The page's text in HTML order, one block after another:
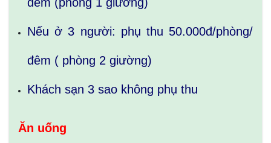
Nếu ở 3 người: phụ thu 50.000đ/phòng/
đêm ( phòng 2 giường)
Khách sạn 3 sao không phụ thu
Ăn uống